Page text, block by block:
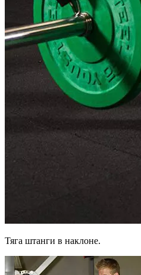
Тяга штанги в наклоне.